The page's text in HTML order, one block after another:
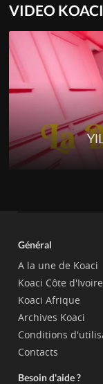
VIDEO
Général
A la une de Koaci
Koaci Côte d'Ivoire
Koaci Afrique
Archives Koaci
Conditions
Contacts
Besoin d'aide ?